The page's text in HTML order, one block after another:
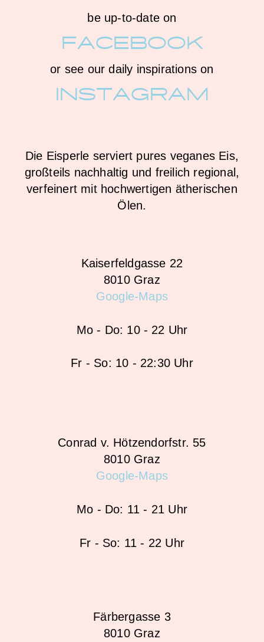
be up-to-date on
FACEBOOK
or see our daily inspirations on
INSTAGRAM
Die Eisperle serviert pures veganes Eis,
großteils nachhaltig und freilich regional,
verfeinert mit hochwertigen ätherischen
Ölen.
Kaiserfeldgasse 22
8010 Graz
Google-Maps
Mo - Do: 10 - 22 Uhr
Fr - So: 10 - 22:30 Uhr
Conrad v. Hötzendorfstr. 55
8010 Graz
Google-Maps
Mo - Do: 11 - 21 Uhr
Fr - So: 11 - 22 Uhr
Färbergasse 3
8010 Graz